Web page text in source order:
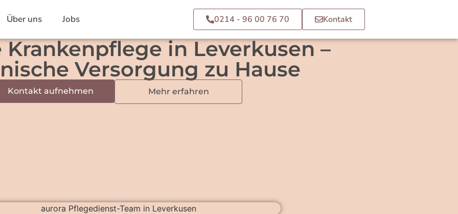
Über uns Jobs 0214 - 96 00 76 70 Kontakt
Krankenpflege in Leverkusen –
Versorgung zu Hause
Kontakt aufnehmen Mehr erfahren